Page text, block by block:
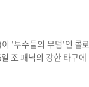
'투수들의 무덤'인 콜